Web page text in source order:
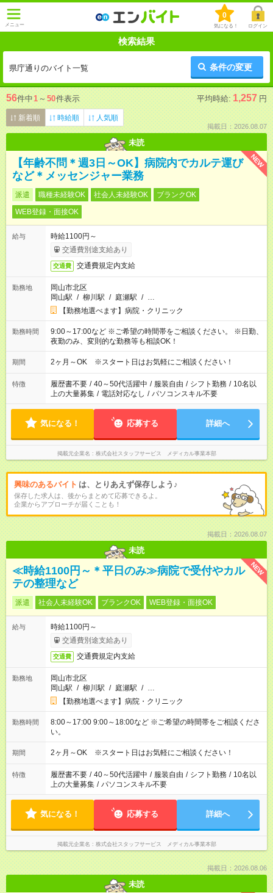
メニュー
0
気になる！ ログイン
検索結果
県庁通りのバイト一覧 条件の変更
56件中1 ～ 50件表示 平均時給: 1,257 円
新着順 時給順 人気順
掲載日：2026.08.07
未読
NEW
【年齢不問＊週3日～OK】病院内でカルテ運び
など＊メッセンジャー業務
派遣 職種未経験OK 社会人未経験OK
ブランクOK
WEB登録・面接OK
給与
時給1100円～
交通費別途支給あり
交通費 交通費規定内支給
勤務地
岡山市北区
岡山駅 / 柳川駅 / 庭瀬駅 / …
【勤務地選べます】病院・クリニック
勤務時間
9:00～17:00など ※ご希望の時間帯をご相談ください。 ※日勤、
夜勤のみ、変則的な勤務等も相談OK！
期間 2ヶ月～OK ※スタート日はお気軽にご相談ください！
特徴 履歴書不要 / 40～50代活躍中 / 服装自由 / シフト勤務 / 10名以
上の大量募集 / 電話対応なし / パソコンスキル不要
気になる！ 応募する 詳細へ
掲載元企業名 株式会社スタッフサービス メディカル事業本部
興味のあるバイト は、とりあえず保存しよう♪
保存した求人は、後からまとめて応募できるよ。
企業からアプローチが届くことも！
掲載日：2026.08.07
未読
NEW
≪時給1100円～＊平日のみ≫病院で受付やカル
テの整理など
派遣 社会人未経験OK ブランクOK WEB登録・面接OK
給与
時給1100円～
交通費別途支給あり
交通費 交通費規定内支給
勤務地
岡山市北区
岡山駅 / 柳川駅 / 庭瀬駅 / …
【勤務地選べます】病院・クリニック
勤務時間
8:00～17:00 9:00～18:00など ※ご希望の時間帯をご相談くださ
い。
期間 2ヶ月～OK ※スタート日はお気軽にご相談ください！
特徴 履歴書不要 / 40～50代活躍中 / 服装自由 / シフト勤務 / 10名以
上の大量募集 / パソコンスキル不要
気になる！ 応募する 詳細へ
掲載元企業名 株式会社スタッフサービス メディカル事業本部
掲載日：2026.08.06
未読